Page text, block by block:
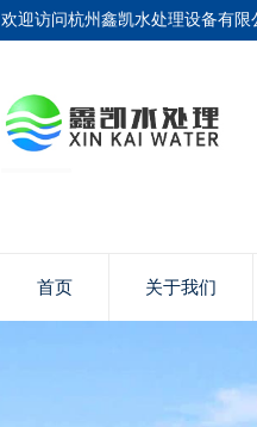
欢迎访问杭州鑫凯水处理设备有
首页 关于我们